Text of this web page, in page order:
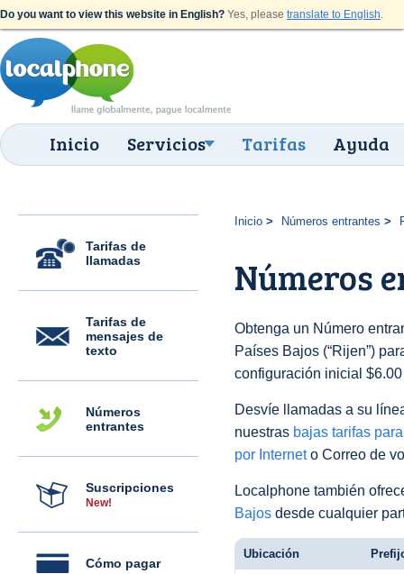
Do you want to view this website in English? Yes, please translate to English.
Inicio Servicios Tarifas Ayuda
Tarifas de
llamadas
Tarifas de
mensajes de
texto
Números
entrantes
Suscripciones
New!
Cómo pagar
Inicio Números entrantes
Números
Obtenga un Número
Países Bajos (“Rijen”)
configuración inicial
Desvíe llamadas a su
nuestras bajas tarifas
por Interneto Correo de
Localphone también
Bajos desde cualquier
Ubicación